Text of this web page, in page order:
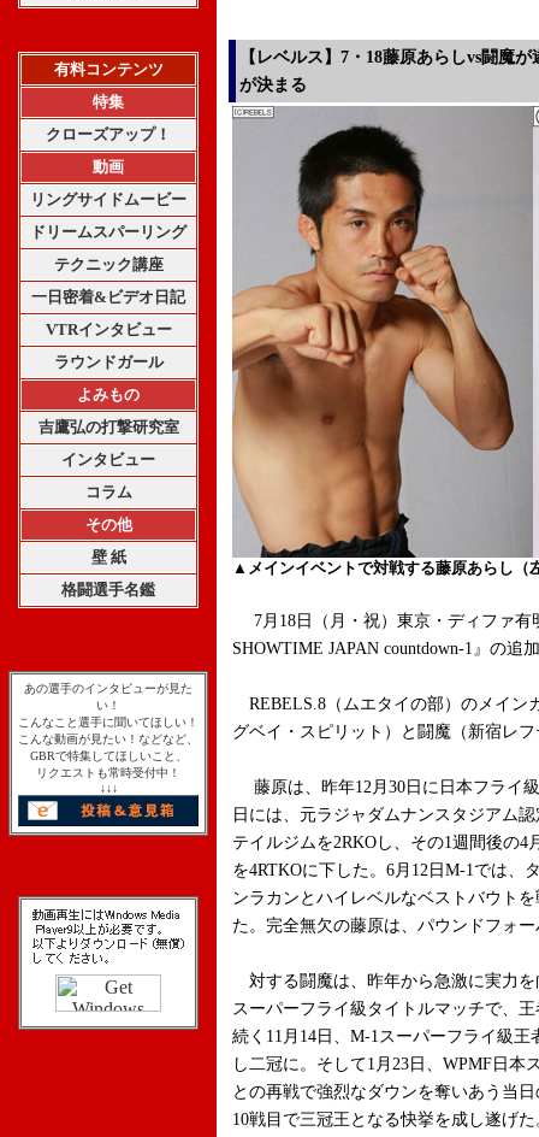
有料コンテンツ
特集
クローズアップ！
動画
リングサイドムービー
ドリームスパーリング
テクニック講座
一日密着&ビデオ日記
VTRインタビュー
ラウンドガール
よみもの
吉鷹弘の打撃研究室
インタビュー
コラム
その他
壁 紙
格闘選手名鑑
あの選手のインタビューが見た
い！
こんなこと選手に聞いてほしい！
こんな動画が見たい！などなど、
GBRで特集してほしいこと、
リクエストも常時受付中！
↓↓↓
【レベルス】7・18藤原あらしvs闘魔
が決まる
▲メインイベントで対戦する藤原あらし（
7月18日（月・祝）東京・ディファ有
SHOWTIME JAPAN countdown-1』の追
REBELS.8（ムエタイの部）のメイン
グベイ・スピリット）と闘魔（新宿レ
藤原は、昨年12月30日に日本フライ
日には、元ラジャダムナンスタジアム
テイルジムを2RKOし、その1週間後の
を4RTKOに下した。6月12日M-1では、
ンラカンとハイレベルなベストバウト
た。完全無欠の藤原は、パウンドフォ
対する闘魔は、昨年から急激に実力を
スーパーフライ級タイトルマッチで、
続く11月14日、M-1スーパーフライ級
し二冠に。そして1月23日、WPMF日
との再戦で強烈なダウンを奪いあう当
10戦目で三冠王となる快挙を成し遂げ